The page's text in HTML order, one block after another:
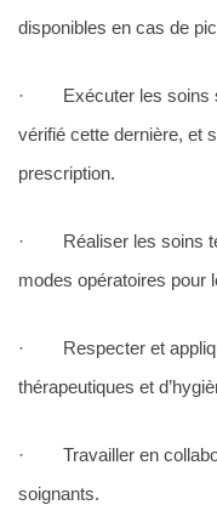
disponibles en cas de pic
· Exécuter les soins
vérifié cette dernière, et
prescription.
· Réaliser les soins
modes opératoires pour
· Respecter et
thérapeutiques et
· Travailler en
soignants.